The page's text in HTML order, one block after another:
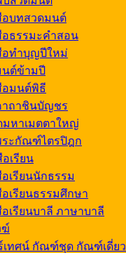
อบทสวดมนต์
ธรรมะคำสอน
อทำบุญปีใหม่
นต์ข้ามปี
อมนต์พิธี
าถาชินบัญชร
หาเมตตาใหญ่
ระกัณฑ์ไตรปิฎก
เรียน
เรียนนักธรรม
เรียนธรรมศึกษา
เรียนบาลี ภาษาบาลี
ฆ์
เทศน์ กัณฑ์ชุด กัณฑ์เดี่ยว